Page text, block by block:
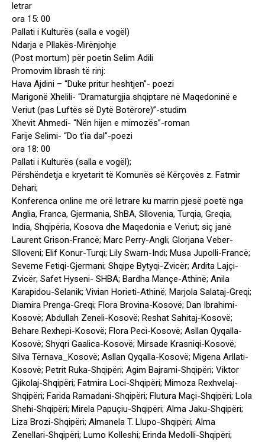
letrar
ora 15: 00
Pallati i Kulturës (salla e vogël)
Ndarja e Pllakës-Mirënjohje
(Post mortum) për poetin Selim Adili
Promovim librash të rinj:
Hava Ajdini – “Duke pritur heshtjen”- poezi
Marigonë Xhelili- “Dramaturgjia shqiptare në Maqedoninë e
Veriut (pas Luftës së Dytë Botërore)”-studim
Xhevit Ahmedi- “Nën hijen e mimozës”-roman
Farije Selimi- “Do t’ia dal”-poezi
ora 18: 00
Pallati i Kulturës (salla e vogël);
Përshëndetja e kryetarit të Komunës së Kërçovës z. Fatmir
Dehari;
Konferenca online me orë letrare ku marrin pjesë poetë nga
Anglia, Franca, Gjermania, ShBA, Sllovenia, Turqia, Greqia,
India, Shqipëria, Kosova dhe Maqedonia e Veriut; siç janë
Laurent Grison-Francë; Marc Perry-Angli; Glorjana Veber-
Slloveni; Elif Konur-Turqi; Lily Swarn-Indi; Musa Jupolli-Francë;
Seveme Fetiqi-Gjermani; Shqipe Bytyqi-Zvicër; Ardita Lajçi-
Zvicër; Safet Hyseni- SHBA; Bardha Mançe-Athinë; Anila
Karapidou-Selanik; Vivian Horieti-Athinë; Marjola Salataj-Greqi;
Diamira Prenga-Greqi; Flora Brovina-Kosovë; Dan Ibrahimi-
Kosovë; Abdullah Zeneli-Kosovë; Reshat Sahitaj-Kosovë;
Behare Rexhepi-Kosovë; Flora Peci-Kosovë; Asllan Qyqalla-
Kosovë; Shyqri Gaalica-Kosovë; Mirsade Krasniqi-Kosovë;
Silva Tërnava_Kosovë; Asllan Qyqalla-Kosovë; Migena Arllati-
Kosovë; Petrit Ruka-Shqipëri; Agim Bajrami-Shqipëri; Viktor
Gjikolaj-Shqipëri; Fatmira Loci-Shqipëri; Mimoza Rexhvelaj-
Shqipëri; Farida Ramadani-Shqipëri; Flutura Maçi-Shqipëri; Lola
Shehi-Shqipëri; Mirela Papuçiu-Shqipëri; Alma Jaku-Shqipëri;
Liza Brozi-Shqipëri; Almanela T. Llupo-Shqipëri; Alma
Zenellari-Shqipëri; Lumo Kolleshi; Erinda Medolli-Shqipëri;